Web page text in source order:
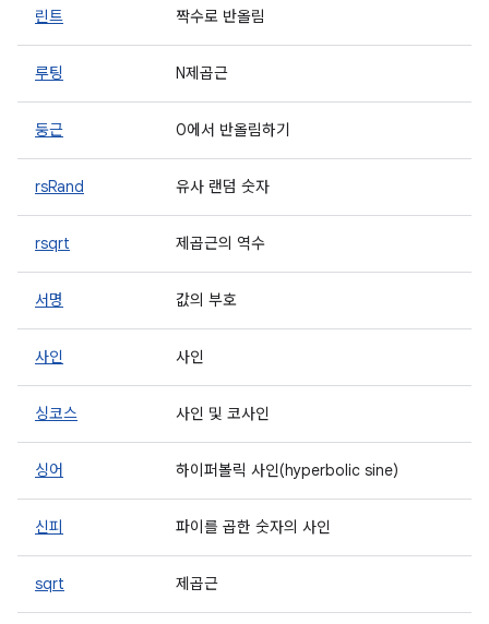
린트 짝수로 반올림
루팅 N제곱근
둥근 0에서 반올림하기
rsRand 유사 랜덤 숫자
rsqrt 제곱근의 역수
서명 값의 부호
사인 사인
싱코스 사인 및 코사인
싱어 하이퍼볼릭 사인(hyperbolic sine)
신피 파이를 곱한 숫자의 사인
sqrt 제곱근